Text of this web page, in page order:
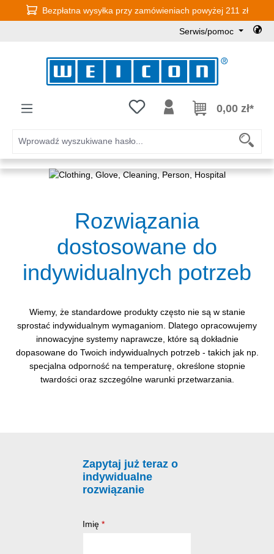
Przejdź do głównej zawartości
Bezpłatna wysyłka przy zamówieniach powyżej 211 zł
Serwis/pomoc
Masz 0 przedmioty na liście
0,00 zł*
Rozwiązania
dostosowane do
indywidualnych potrzeb
Wiemy, że standardowe produkty często nie są w stanie
sprostać indywidualnym wymaganiom. Dlatego opracowujemy
innowacyjne systemy naprawcze, które są dokładnie
dopasowane do Twoich indywidualnych potrzeb - takich jak np.
specjalna odporność na temperaturę, określone stopnie
twardości oraz szczególne warunki przetwarzania.
Zapytaj już teraz o
indywidualne
rozwiązanie
Imię*